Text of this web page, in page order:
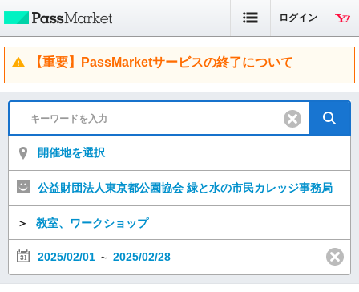
ログイン
【重要】PassMarketサービスの終了について
開催地を選択
公益財団法人東京都公園協会 緑と水の市民カレッジ事務局
＞ 教室、ワークショップ
2025/02/01 ～ 2025/02/28